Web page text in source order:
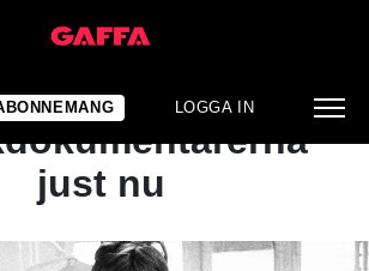
LOGGA IN
ARTIKEL
Bästa
just nu